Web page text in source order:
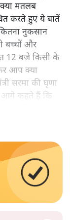
मतलब
करते हुए ये बातें
नुकसान
बच्चों और
12 बजे किसी के
आप क्या
सरमा की घृणा
आगे कहते हैं कि